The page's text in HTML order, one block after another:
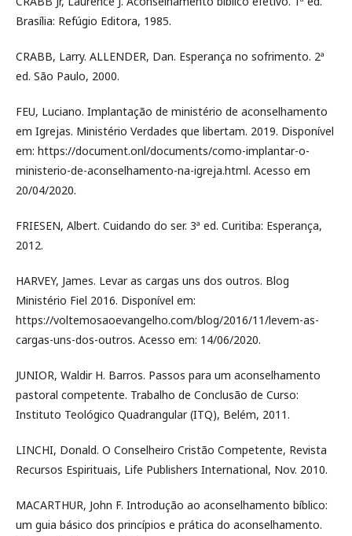
Brasília: Refúgio Editora, 1985.
CRABB, Larry. ALLENDER, Dan. Esperança no sofrimento. 2ª
ed. São Paulo, 2000.
FEU, Luciano. Implantação de ministério de aconselhamento
em Igrejas. Ministério Verdades que libertam. 2019. Disponível
em: https://document.onl/documents/como-implantar-o-
ministerio-de-aconselhamento-na-igreja.html. Acesso em
20/04/2020.
FRIESEN, Albert. Cuidando do ser. 3ª ed. Curitiba: Esperança,
2012.
HARVEY, James. Levar as cargas uns dos outros. Blog
Ministério Fiel 2016. Disponível em:
https://voltemosaoevangelho.com/blog/2016/11/levem-as-
cargas-uns-dos-outros. Acesso em: 14/06/2020.
JUNIOR, Waldir H. Barros. Passos para um aconselhamento
pastoral competente. Trabalho de Conclusão de Curso:
Instituto Teológico Quadrangular (ITQ), Belém, 2011.
LINCHI, Donald. O Conselheiro Cristão Competente, Revista
Recursos Espirituais, Life Publishers International, Nov. 2010.
MACARTHUR, John F. Introdução ao aconselhamento bíblico:
um guia básico dos princípios e prática do aconselhamento.